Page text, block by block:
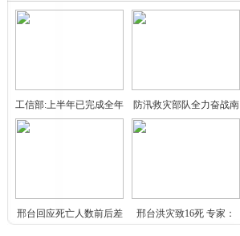
工信部:上半年已完成全年
防汛救灾部队全力奋战南
北
邢台回应死亡人数前后差
邢台洪灾致16死 专家：